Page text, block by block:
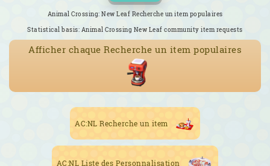
Animal Crossing: New Leaf Recherche un item populaires
Statistical basis: Animal Crossing New Leaf community item requests
Afficher chaque Recherche un item populaires
AC:NL Recherche un item
AC:NL Liste des Personnalisation